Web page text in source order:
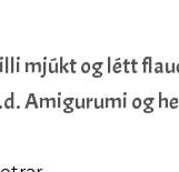
mjúkt og létt
Amigurumi og